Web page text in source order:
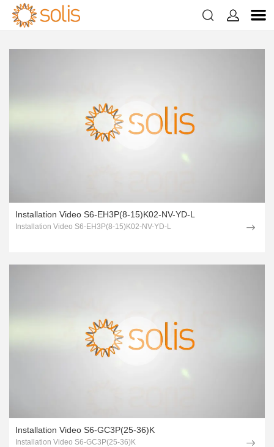
 
A propos de Nos Produits
Installation Video S6-EH3P(8-15)K02-NV-YD-L
Installation Video S6-EH3P(8-15)K02-NV-YD-L
Installation Video S6-GC3P(25-36)K
Installation Video S6-GC3P(25-36)K
1page.page